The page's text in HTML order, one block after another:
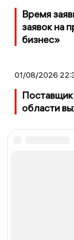
Время
заявок на
бизнес»
01/08/2026
области